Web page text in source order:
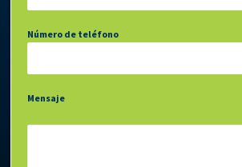
Número de teléfono
Mensaje